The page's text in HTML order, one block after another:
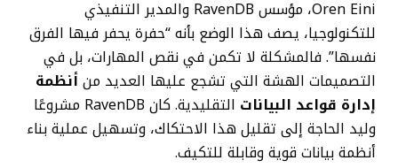
Oren Eini، مؤسس RavenDB والمدير التنفيذي
للتكنولوجيا، يصف هذا الوضع بأنه “حفرة يحفر فيها الفرق
نفسها”. فالمشكلة لا تكمن في نقص المهارات، بل في
التصميمات الهشة التي تشجع عليها العديد منأنظمة
إدارة قواعد البيانات
التقليدية. كان RavenDB مشروعًا
وليد الحاجة إلى تقليل هذا الاحتكاك، وتسهيل عملية بناء
أنظمة بيانات قوية وقابلة للتكيف.